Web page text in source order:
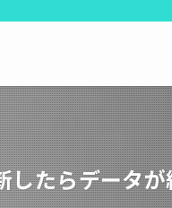
したらデータ